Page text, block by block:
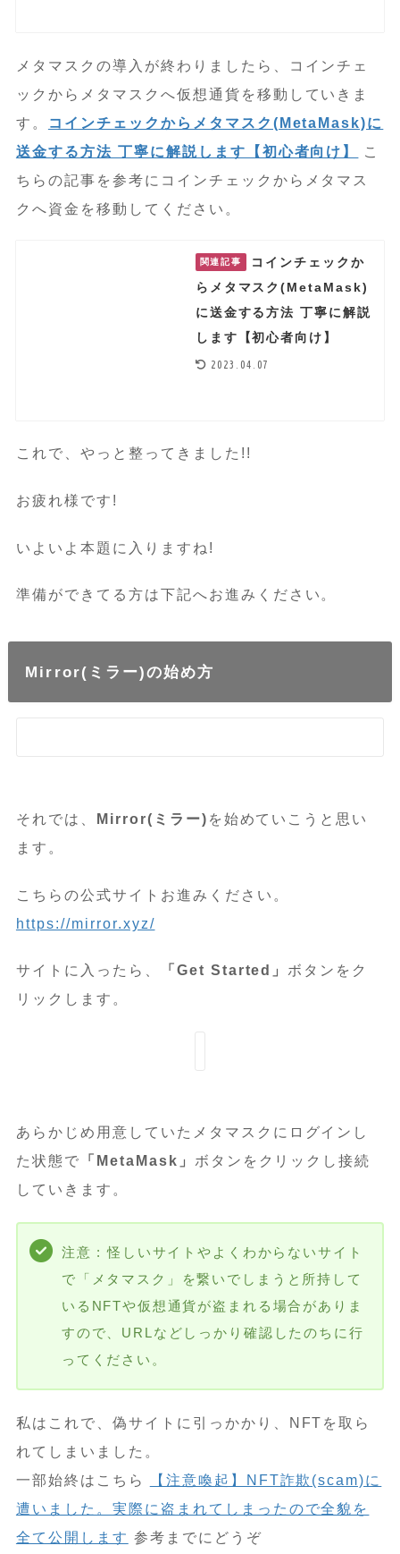
メタマスクの導入が終わりましたら、コインチェ
ックからメタマスクへ仮想通貨を移動していきま
す。
コインチェックからメタマスク(MetaMask)に
送金する方法 丁寧に解説します【初心者向け】
こ
ちらの記事を参考にコインチェックからメタマス
クへ資金を移動してください。
関連記事
コインチェックか
らメタマスク(MetaMask)
に送金する方法 丁寧に解説
します【初心者向け】
2023.04.07
これで、やっと整ってきました!!
お疲れ様です!
いよいよ本題に入りますね!
準備ができてる方は下記へお進みください。
Mirror(ミラー)の始め方
それでは、 Mirror(ミラー) を始めていこうと思い
ます。
こちらの公式サイトお進みください。
https://mirror.xyz/
サイトに入ったら、 「Get Started」 ボタンをク
リックします。
あらかじめ用意していたメタマスクにログインし
た状態で
「MetaMask」 ボタンをクリックし接続
していきます。
注意 : 怪しいサイトやよくわからないサイト
で「メタマスク」を繋いでしまうと所持して
いるNFTや仮想通貨が盗まれる場合がありま
すので、URLなどしっかり確認したのちに行
ってください。
私はこれで、偽サイトに引っかかり、NFTを取ら
れてしまいました。
一部始終はこちら
【注意喚起】NFT詐欺(scam)に
遭いました。実際に盗まれてしまったので全貌を
全て公開します 参考までにどうぞ